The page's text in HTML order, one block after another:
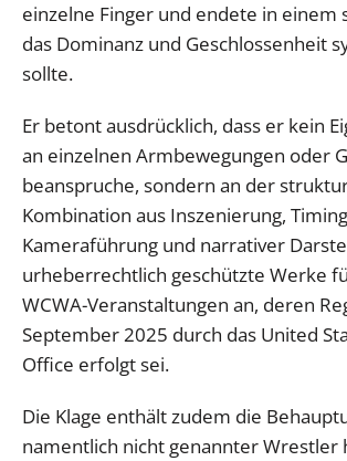
einzelne Finger und endete in einem
das Dominanz und Geschlossenheit
sollte.
Er betont ausdrücklich, dass er kein
an einzelnen Armbewegungen oder
beanspruche, sondern an der
Kombination aus Inszenierung,
Kameraführung und narrativer
urheberrechtlich geschützte Werke
WCWA-Veranstaltungen an, deren
September 2025 durch das United
Office erfolgt sei.
Die Klage enthält zudem die
namentlich nicht genannter Wrestler